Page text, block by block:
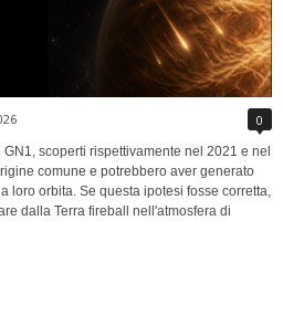
0
scoperti rispettivamente nel 2021 e nel
comune e potrebbero aver generato
loro orbita. Se questa ipotesi fosse corretta,
dalla Terra fireball nell'atmosfera di